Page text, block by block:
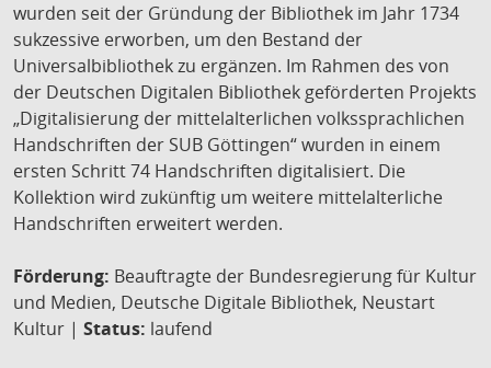
wurden seit der Gründung der Bibliothek im Jahr 1734
sukzessive erworben, um den Bestand der
Universalbibliothek zu ergänzen. Im Rahmen des von
der Deutschen Digitalen Bibliothek geförderten Projekts
„Digitalisierung der mittelalterlichen volkssprachlichen
Handschriften der SUB Göttingen“ wurden in einem
ersten Schritt 74 Handschriften digitalisiert. Die
Kollektion wird zukünftig um weitere mittelalterliche
Handschriften erweitert werden.
Förderung: Beauftragte der Bundesregierung für Kultur
und Medien, Deutsche Digitale Bibliothek, Neustart
Kultur | Status: laufend